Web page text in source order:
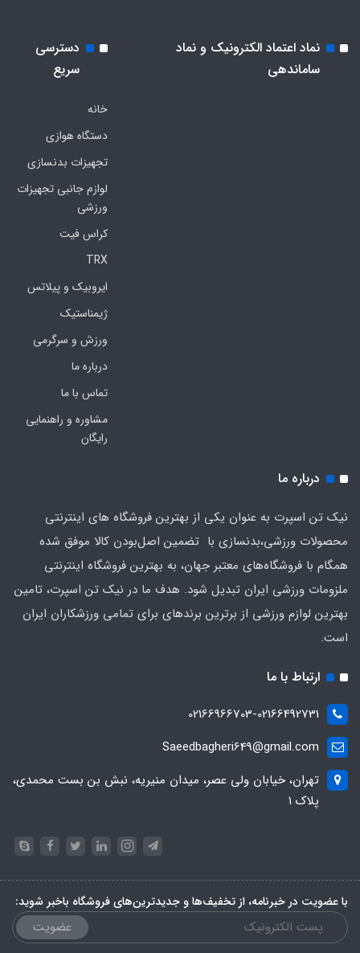
نماد اعتماد الکترونیک و نماد
ساماندهی
دسترسی
سریع
خانه
دستگاه هوازی
تجهیزات بدنسازی
لوازم جانبی تجهیزات
ورزشی
کراس فیت
TRX
ایروبیک و پیلاتس
ژیمناستیک
ورزش و سرگرمی
درباره ما
تماس با ما
مشاوره و راهنمایی
رایگان
درباره ما
نیک تن اسپرت به عنوان یکی از بهترین فروشگاه های اینترنتی
محصولات ورزشی،بدنسازی با تضمین اصل‌بودن کالا موفق شده
همگام با فروشگاه‌های معتبر جهان، به بهترین فروشگاه اینترنتی
ملزومات ورزشی ایران تبدیل شود. هدف ما در نیک تن اسپرت، تامین
بهترین لوازم ورزشی از برترین برندهای برای تمامی ورزشکاران ایران
است.
ارتباط با ما
02166966703-02166492731
Saeedbagheri649@gmail.com
تهران، خیابان ولی عصر، میدان منیریه، نبش بن بست محمدی،
پلاک ۱
با عضویت در خبرنامه، از تخفیف‌ها و جدیدترین‌های فروشگاه باخبر شوید:
عضویت